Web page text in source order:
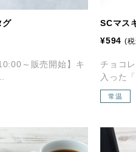
グ
～販売開始】キ
SCマス
¥594 (
チョコ
入った
常温